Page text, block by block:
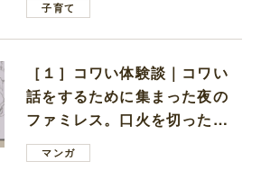
子育て
［１］コワい体験談｜コワい
話をするために集まった夜の
ファミレス。口火を切ったの
は電車好きの男の子ママ
マンガ